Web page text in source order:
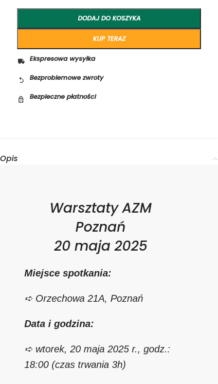
DODAJ DO KOSZYKA
KUP TERAZ
Ekspresowa wysyłka
Bezproblemowe zwroty
Bezpieczne płatności
Opis
Warsztaty AZM
Poznań
20 maja 2025
Miejsce spotkania:
➪ Orzechowa 21A, Poznań
Data i godzina:
➪ wtorek, 20 maja 2025 r., godz.:
18:00 (czas trwania 3h)